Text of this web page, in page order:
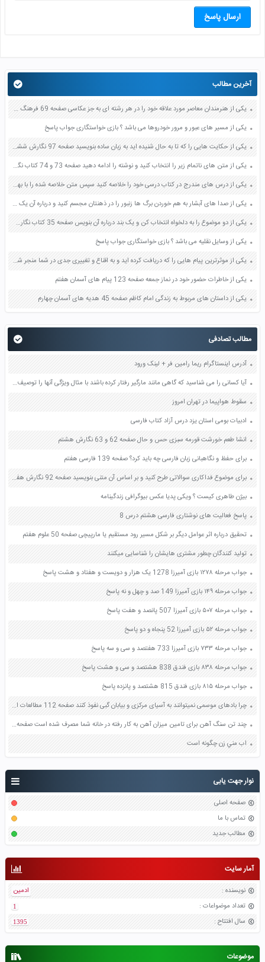
نوار جهت یابی
صفحه اصلی
تماس با ما
مطالب جدید
آمار سایت
نویسنده :
ادمین
تعداد موضواعات :
1
سال افتتاح :
1395
موضوعات
ارسال پاسخ
آخرین مطالب
یکی از هنرمندان معاصر مورد علاقه خود را در هر رشته ای به جز عکاسی صفحه 69 فرهنگ و هنر نهم
یکی از مسیر های عبور و مرور خودروها می باشد ؟ بازی خواستگاری جواب پاسخ
یکی از حکایت هایی را که تا به حال شنیده اید به زبان ساده بنویسید صفحه 97 نگارش ششم دبستان
یکی از متن های ناتمام زیر را انتخاب کنید و نوشته را ادامه دهید صفحه 73 و 74 کتاب نگارش فارسی پنجم دبستان
یکی از درس های مندرج در کتاب درسی خود را خلاصه کنید سپس متن خلاصه شده را با بهره گیری از روش های دسته بندی نمودار جدول نقشه مفهومی نشان دهید صفحه 118 نگارش یازدهم
یکی از صدا های آبشار به هم خوردن برگ ها زنبور را در ذهنتان مجسم کنید و درباره آن یک بند بنویسید صفحه 11 نگارش پنجم
یکی از دو موضوع را به دلخواه انتخاب کن و یک بند درباره آن بنویس صفحه 35 کتاب نگارش فارسی سوم
یکی از وسایل نقلیه می باشد ؟ بازی خواستگاری جواب پاسخ
یکی از موثرترین پیام هایی را که دریافت کرده اید و به اقناع و تغییری جدی در شما منجر شده است برسی کنید و علت این تاثیر گذاری قابل توجه را بنویسید صفحه 52 تفکر و سواد رسانه ای دهم
یکی از خاطرات حضور خود در نماز جمعه صفحه 123 پیام های آسمان هفتم
یکی از داستان های مربوط به زندگی امام کاظم صفحه 45 هدیه های آسمان چهارم
مطالب تصادفی
آدرس اینستاگرام ریما رامین فر + لینک ورود
آیا کسانی را می شناسید که گاهی مانند مارگیر رفتار کرده باشند با مثال ویژگی آنها را توصیف کنید صفحه 32 تفکر و پژوهش ششم
سقوط هواپیما در تهران امروز
ادبیات بومی استان یزد درس آزاد کتاب فارسی
انشا طعم خورشت قورمه سبزی حس و حال صفحه 62 و 63 نگارش هشتم
برای حفظ و نگاهبانی زبان فارسی چه باید کرد؟ صفحه 139 فارسی هفتم
برای موضوع فداکاری سوالاتی طرح کنید و بر اساس آن متنی بنویسید صفحه 92 نگارش هفتم
بیژن طاهری کیست ؟ ویکی پدیا عکس بیوگرافی زندگینامه
پاسخ فعالیت های نوشتاری فارسی هشتم درس 8
تحقیق درباره اثر عوامل دیگر بر شکل مسیر رود مستقیم یا مارپیچی صفحه 50 علوم هفتم
تولید کنندگان چطور مشتری هایشان را شناسایی میکنند
جواب مرحله ۱۲۷۸ بازی آمیرزا 1278 یک هزار و دویست و هفتاد و هشت پاسخ
جواب مرحله ۱۴۹ بازی آمیرزا 149 صد و چهل و نه پاسخ
جواب مرحله ۵۰۷ بازی آمیرزا 507 پانصد و هفت پاسخ
جواب مرحله ۵۲ بازی آمیرزا 52 پنجاه و دو پاسخ
جواب مرحله ۷۳۳ بازی آمیرزا 733 هفتصد و سی و سه پاسخ
جواب مرحله ۸۳۸ بازی فندق 838 هشتصد و سی و هشت پاسخ
جواب مرحله ۸۱۵ بازی فندق 815 هشتصد و پانزده پاسخ
چرا بادهای موسمی نمیتوانند به آسیای مرکزی و بیابان گبی نفوذ کنند صفحه 112 مطالعات اجتماعی هشتم
چند تن سنگ آهن برای تامین میزان آهن به کار رفته در خانه شما مصرف شده است صفحه 37 علوم هفتم
اب مني زن چگونه است